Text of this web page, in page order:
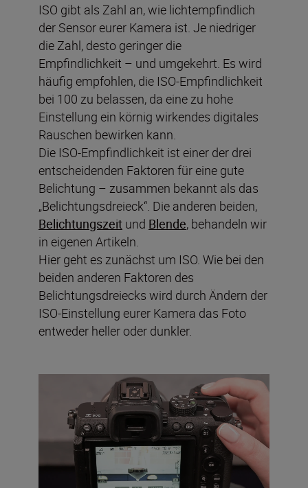
ISO gibt als Zahl an, wie lichtempfindlich
der Sensor eurer Kamera ist. Je niedriger
die Zahl, desto geringer die
Empfindlichkeit – und umgekehrt. Es wird
häufig empfohlen, die ISO-Empfindlichkeit
bei 100 zu belassen, da eine zu hohe
Einstellung ein körnig wirkendes digitales
Rauschen bewirken kann.
Die ISO-Empfindlichkeit ist einer der drei
entscheidenden Faktoren für eine gute
Belichtung – zusammen bekannt als das
„Belichtungsdreieck“. Die anderen beiden,
Belichtungszeit und Blende, behandeln wir
in eigenen Artikeln.
Hier geht es zunächst um ISO. Wie bei den
beiden anderen Faktoren des
Belichtungsdreiecks wird durch Ändern der
ISO-Einstellung eurer Kamera das Foto
entweder heller oder dunkler.